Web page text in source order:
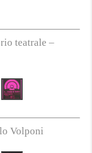
teatrale –
Volponi